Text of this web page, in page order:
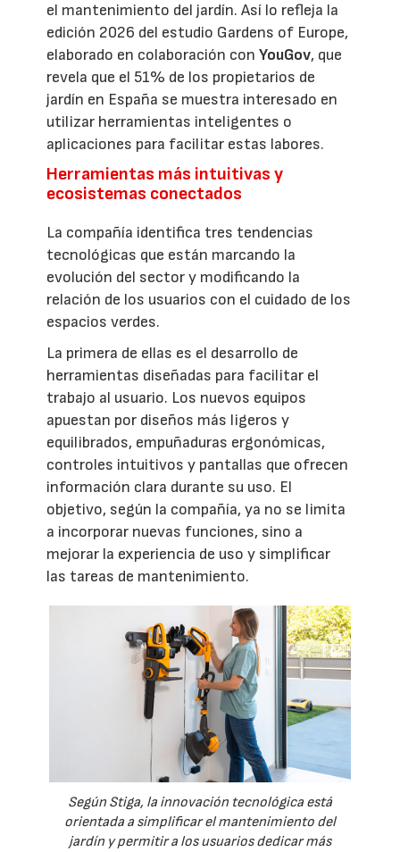
el mantenimiento del jardín. Así lo refleja la
edición 2026 del estudio Gardens of Europe,
elaborado en colaboración conYouGov, que
revela que el 51% de los propietarios de
jardín en España se muestra interesado en
utilizar herramientas inteligentes o
aplicaciones para facilitar estas labores.
Herramientas más intuitivas y
ecosistemas conectados
La compañía identifica tres tendencias
tecnológicas que están marcando la
evolución del sector y modificando la
relación de los usuarios con el cuidado de los
espacios verdes.
La primera de ellas es el desarrollo de
herramientas diseñadas para facilitar el
trabajo al usuario. Los nuevos equipos
apuestan por diseños más ligeros y
equilibrados, empuñaduras ergonómicas,
controles intuitivos y pantallas que ofrecen
información clara durante su uso. El
objetivo, según la compañía, ya no se limita
a incorporar nuevas funciones, sino a
mejorar la experiencia de uso y simplificar
las tareas de mantenimiento.
Según Stiga, la innovación tecnológica está
orientada a simplificar el mantenimiento del
jardín y permitir a los usuarios dedicar más